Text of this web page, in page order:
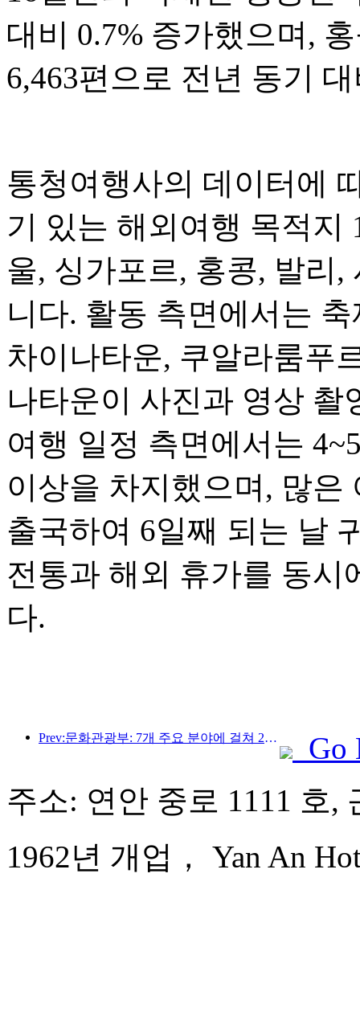
대비 0.7% 증가했으며,
6,463편으로 전년 동기
통청여행사의 데이터에
기 있는 해외여행 목적지
울, 싱가포르, 홍콩, 발리
니다. 활동 측면에서는
차이나타운, 쿠알라룸푸
나타운이 사진과 영상
여행 일정 측면에서는
이상을 차지했으며, 많은
출국하여 6일째 되는 날
전통과 해외 휴가를 동시
다.
Prev:문화관광부: 7개 주요 분야에 걸쳐 22개의 테마 활동을 시작합니다
Go
주소: 연안 중로 1111 호,
1962년 개업， Yan An